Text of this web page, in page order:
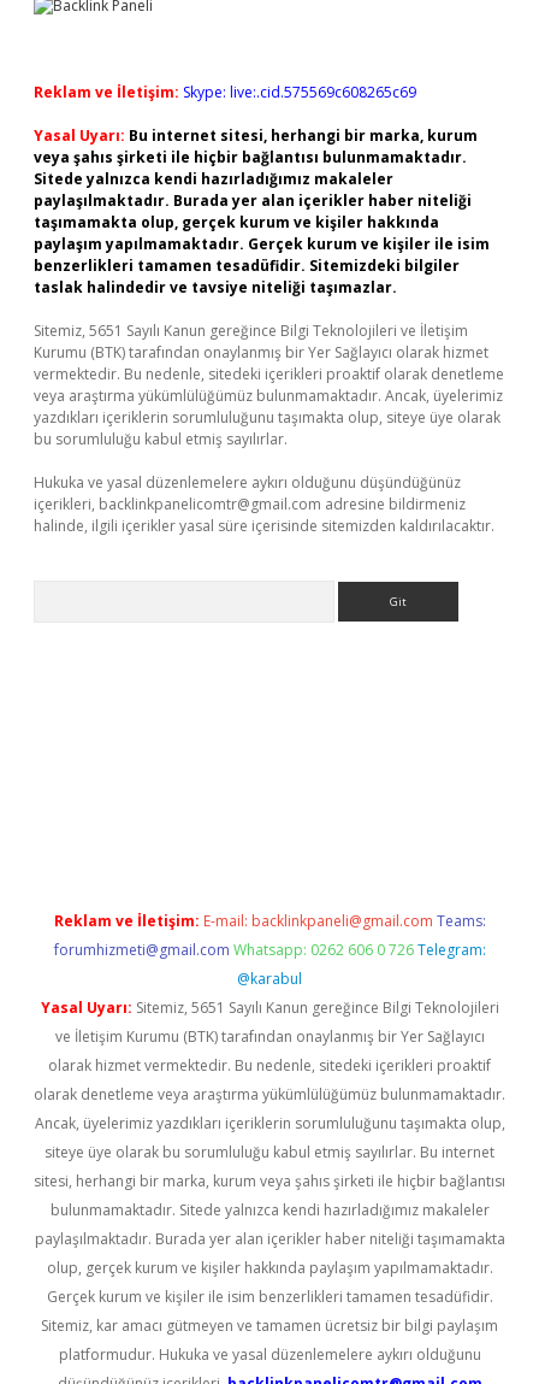
Reklam ve İletişim: Skype: live:.cid.575569c608265c69
Yasal Uyarı: Bu internet sitesi, herhangi bir marka, kurum
veya şahıs şirketi ile hiçbir bağlantısı bulunmamaktadır.
Sitede yalnızca kendi hazırladığımız makaleler
paylaşılmaktadır. Burada yer alan içerikler haber niteliği
taşımamakta olup, gerçek kurum ve kişiler hakkında
paylaşım yapılmamaktadır. Gerçek kurum ve kişiler ile isim
benzerlikleri tamamen tesadüfidir. Sitemizdeki bilgiler
taslak halindedir ve tavsiye niteliği taşımazlar.
Sitemiz, 5651 Sayılı Kanun gereğince Bilgi Teknolojileri ve İletişim
Kurumu (BTK) tarafından onaylanmış bir Yer Sağlayıcı olarak hizmet
vermektedir. Bu nedenle, sitedeki içerikleri proaktif olarak denetleme
veya araştırma yükümlülüğümüz bulunmamaktadır. Ancak, üyelerimiz
yazdıkları içeriklerin sorumluluğunu taşımakta olup, siteye üye olarak
bu sorumluluğu kabul etmiş sayılırlar.
Hukuka ve yasal düzenlemelere aykırı olduğunu düşündüğünüz
içerikleri, backlinkpanelicomtr@gmail.com adresine bildirmeniz
halinde, ilgili içerikler yasal süre içerisinde sitemizden kaldırılacaktır.
Reklam ve İletişim: E-mail: backlinkpaneli@gmail.com Teams:
forumhizmeti@gmail.com Whatsapp: 0262 606 0 726 Telegram:
@karabul
Yasal Uyarı: Sitemiz, 5651 Sayılı Kanun gereğince Bilgi Teknolojileri
ve İletişim Kurumu (BTK) tarafından onaylanmış bir Yer Sağlayıcı
olarak hizmet vermektedir. Bu nedenle, sitedeki içerikleri proaktif
olarak denetleme veya araştırma yükümlülüğümüz bulunmamaktadır.
Ancak, üyelerimiz yazdıkları içeriklerin sorumluluğunu taşımakta olup,
siteye üye olarak bu sorumluluğu kabul etmiş sayılırlar. Bu internet
sitesi, herhangi bir marka, kurum veya şahıs şirketi ile hiçbir bağlantısı
bulunmamaktadır. Sitede yalnızca kendi hazırladığımız makaleler
paylaşılmaktadır. Burada yer alan içerikler haber niteliği taşımamakta
olup, gerçek kurum ve kişiler hakkında paylaşım yapılmamaktadır.
Gerçek kurum ve kişiler ile isim benzerlikleri tamamen tesadüfidir.
Sitemiz, kar amacı gütmeyen ve tamamen ücretsiz bir bilgi paylaşım
platformudur. Hukuka ve yasal düzenlemelere aykırı olduğunu